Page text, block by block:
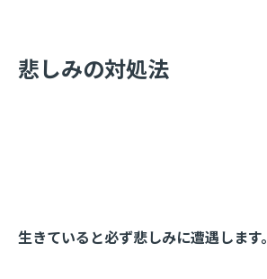
​悲しみの対処法
生きていると必ず悲しみに遭遇します。